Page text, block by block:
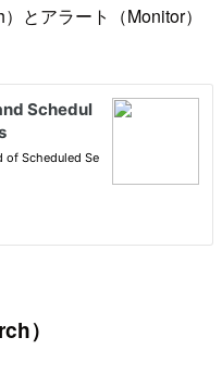
とアラート（Monitor）
）